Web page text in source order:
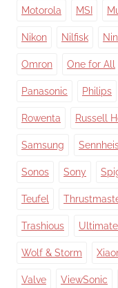
Motorola MSI
Nikon Nilfisk
Omron One for All
Panasonic Philips
Rowenta Russell
Samsung
Sonos Sony
Teufel
Trashious
Wolf & Storm
Valve ViewSonic